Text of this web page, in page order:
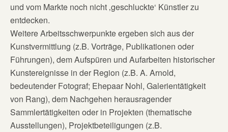
und vom Markte noch nicht ‚geschluckte‘ Künstler zu
entdecken.
Weitere Arbeitsschwerpunkte ergeben sich aus der
Kunstvermittlung (z.B. Vorträge, Publikationen oder
Führungen), dem Aufspüren und Aufarbeiten historischer
Kunstereignisse in der Region (z.B. A. Arnold,
bedeutender Fotograf; Ehepaar Nohl, Galerientätigkeit
von Rang), dem Nachgehen herausragender
Sammlertätigkeiten oder in Projekten (thematische
Ausstellungen), Projektbeteiligungen (z.B.